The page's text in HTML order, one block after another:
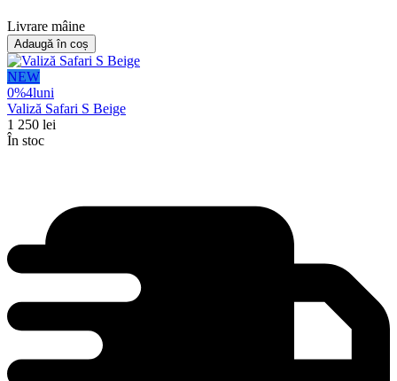
Livrare mâine
Adaugă în coș
NEW
0%4luni
Valiză Safari S Beige
1 250 lei
În stoc